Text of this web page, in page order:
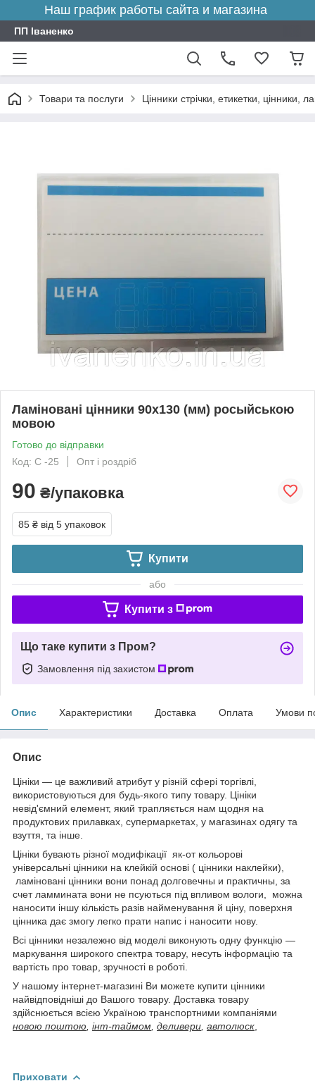
Наш график работы сайта и магазина
ПП Іваненко
Товари та послуги Цінники стрічки, етикетки, цінники,
Ламіновані цінники 90х130 (мм) росыйською
мовою
Готово до відправки
Код: С -25
Опт і роздріб
90 ₴/упаковка
85 ₴ від 5 упаковок
Купити
або
Купити з
Що таке купити з Пром?
Замовлення під захистом
Опис Характеристики Доставка Оплата Умови
Опис
Цініки — це важливий атрибут у різній сфері торгівлі,
використовуються для будь-якого типу товару. Цініки
невід'ємний елемент, який трапляється нам щодня на
продуктових прилавках, супермаркетах, у магазинах одягу та
взуття, та інше.
Цініки бувають різної модифікації як-от кольорові
універсальні цінники на клейкій основі ( цінники наклейки),
ламіновані цінники вони понад долговечны и практичны, за
счет ламмината вони не псуються під впливом вологи, можна
наносити іншу кількість разів найменування й ціну, поверхня
цінника дає змогу легко прати напис і наносити нову.
Всі цінники незалежно від моделі виконують одну функцію —
маркування широкого спектра товару, несуть інформацію та
вартість про товар, зручності в роботі.
У нашому інтернет-магазині Ви можете купити цінники
найвідповідніші до Вашого товару. Доставка товару
здійснюється всією Україною транспортними компаніями
новою поштою інт-таймом деливери автолюск
Приховати